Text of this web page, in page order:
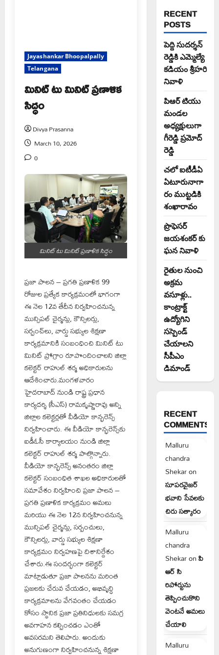
Jayashankar Bhoopalpally
Telangana
మినిట్ టు మినిట్ ప్రణాళిక
సిద్ధం
Divya Prasanna
March 10, 2026
0
మినిట్ టు మినిట్ ప్రణాళిక సిద్ధం
ప్రజా పాలన – ప్రగతి ప్రణాళిక 99
రోజుల ప్రత్యేక కార్యక్రమంలో భాగంగా
ఈ నెల 12వ తేదీన నిర్వహించనున్న
మున్సిపల్ చైర్మన్లు, కౌన్సిలర్లు,
సర్పంచ్‌లు, వార్డు సభ్యుల శిక్షణా
కార్యక్రమానికి సంబంధించి మినిట్ టు
మినిట్ ప్రోగ్రాం రూపొందించాలని జిల్లా
కలెక్టర్ రాహుల్ శర్మ అధికారులను
ఆదేశించారు.మంగళవారం
హైదరాబాద్ నుండి రాష్ట్ర ప్రధాన
కార్యదర్శి (సీఎస్) రామకృష్ణారావు అన్ని
జిల్లాల కలెక్టర్లతో వీడియో కాన్ఫరెన్స్
నిర్వహించారు. ఈ వీడియో కాన్ఫరెన్స్‌కు
ఐడీఓసీ కార్యాలయం నుండి జిల్లా
కలెక్టర్ రాహుల్ శర్మ పాల్గొన్నారు.
వీడియో కాన్ఫరెన్స్ అనంతరం జిల్లా
కలెక్టర్ సంబంధిత శాఖల అధికారులతో
సమావేశం నిర్వహించి ప్రజా పాలన –
ప్రగతి ప్రణాళిక కార్యక్రమం అమలు
మరియు ఈ నెల 12న నిర్వహించనున్న
మున్సిపల్ చైర్మన్లు, సర్పంచులు,
కౌన్సిలర్లు, వార్డు సభ్యుల శిక్షణా
కార్యక్రమం నిర్వహణపై దిశానిర్దేశం
చేశారు.ఈ సందర్భంగా కలెక్టర్
మాట్లాడుతూ ప్రజా పాలనను మరింత
ప్రజలకు చేరువ చేయడం, అభివృద్ధి
కార్యక్రమాలను వేగవంతం చేయడం
కోసం స్థానిక ప్రజా ప్రతినిధులకు సమగ్ర
అవగాహన కల్పించడం ఎంతో
అవసరమని తెలిపారు. అందుకు
అనుగుణంగా నిర్వహించనున్న శిక్షణా
RECENT
POSTS
పెద్ది సుదర్శన్
రెడ్డికి ఎమ్మెల్యే
కడియం శ్రీహరి
నివాళి
పిఆర్ టియు
మండల
అధ్యక్షులుగా
గీరెడ్డి ప్రమోద్
రెడ్డి
చలో ఐటీడీఏ
ఏటూరునాగా
రం ముట్టడికి
శంఖారావం
ప్రొఫెసర్
జయశంకర్ కు
ఘన నివాళి
రైతుల నుంచి
అక్రమ
వసూళ్లు..
కాంట్రాక్ట్
ఉద్యోగిని
సస్పెండ్
చేయాలని
సీపీఎం
డిమాండ్
RECENT
COMMENTS
Malluru
chandra
Shekaron
సూపరవైజర్
భవాని సేవలకు
చిరు సత్కారం
Malluru
chandra
Shekaronపి
ఆర్ సి
రిపోర్టును
తెప్పించుకొని
వెంటనే అమలు
చేయాలి
Malluru